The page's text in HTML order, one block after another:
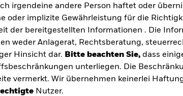
irgendeine andere Person haftet oder
oder implizite Gewährleistung für die
der bereitgestellten Informationen . Die
weder Anlagerat, Rechtsberatung,
Hinsicht dar. Bitte beachten Sie, dass
unterliegen. Die
vermerkt. Wir übernehmen keinerlei
Nutzer.